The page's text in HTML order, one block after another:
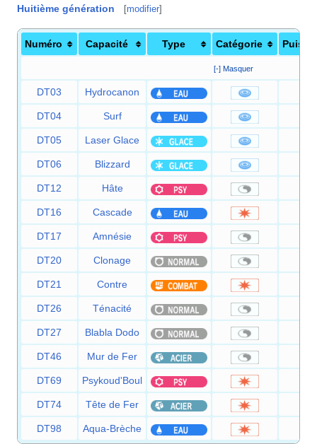
Huitième génération [modifier]
Numéro Capacité Type Catégorie
[-] Masquer
DT03 Hydrocanon
DT04 Surf
DT05 Laser Glace
DT06 Blizzard
DT12 Hâte
DT16 Cascade
DT17 Amnésie
DT20 Clonage
DT21 Contre
DT26 Ténacité
DT27 Blabla Dodo
DT46 Mur de Fer
DT69 Psykoud'Boul
DT74 Tête de Fer
DT98 Aqua-Brèche